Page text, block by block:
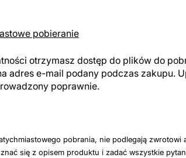
pobieranie
otrzymasz dostęp do plików do
adres e-mail podany podczas zakupu.
poprawnie.
pobrania, nie podlegają zwrotowi
się z opisem produktu i zadać wszystkie